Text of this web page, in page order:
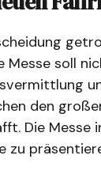
Messe soll
den
Die Messe
zu